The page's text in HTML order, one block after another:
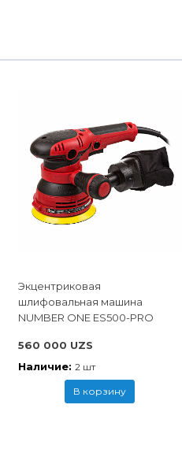
Экцентриковая
шлифовальная машина
NUMBER ONE ES500-PRO
560 000 UZS
Наличие: 2 шт
В корзину